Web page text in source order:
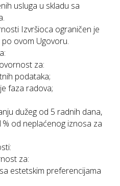
usluga u skladu sa
Izvršioca ograničen je
ovom Ugovoru.
za:
podataka;
faza radova;
dužeg od 5 radnih dana,
od neplaćenog iznosa za
za:
estetskim preferencijama